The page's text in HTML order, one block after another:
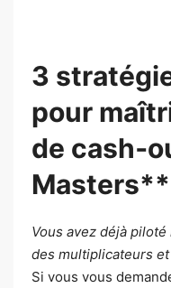
3
pour
de
Masters**
Vous avez déjà piloté
des multiplicateurs
Si vous vous